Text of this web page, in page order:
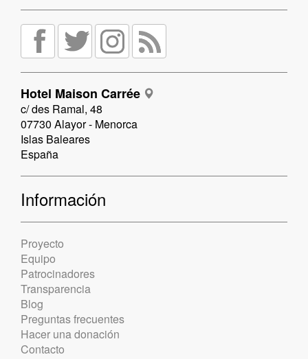
Hotel Maison Carrée
c/ des Ramal, 48
07730 Alayor - Menorca
Islas Baleares
España
Información
Proyecto
Equipo
Patrocinadores
Transparencia
Blog
Preguntas frecuentes
Hacer una donación
Contacto